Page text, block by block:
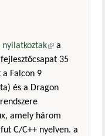
nyilatkoztak(külső
hivatkozás)
a
35
a Falcon 9
és a Dragon
amely három
C/C++ nyelven. a